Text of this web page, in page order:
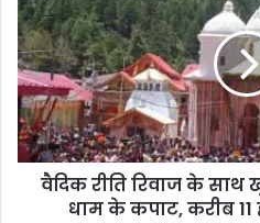
वैदिक रीति रिवाज के साथ
धाम के कपाट, करीब 11